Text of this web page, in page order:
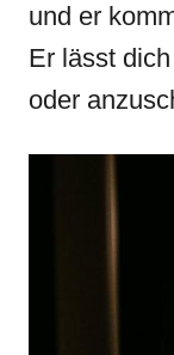
und er
Er lässt
oder